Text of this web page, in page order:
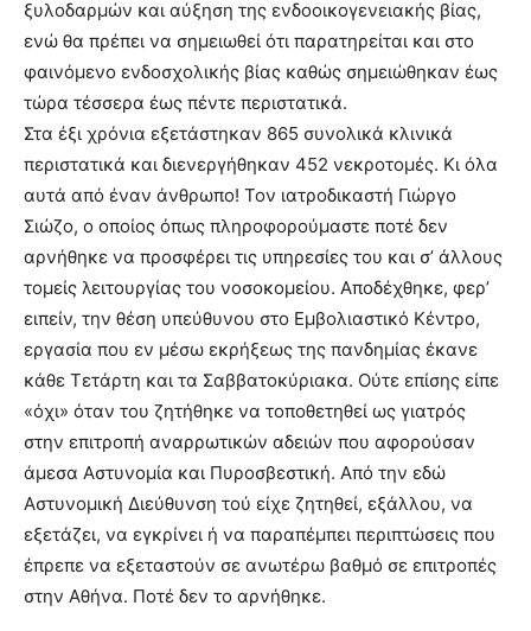
ξυλοδαρμών και αύξηση της ενδοοικογενειακής βίας,
ενώ θα πρέπει να σημειωθεί ότι παρατηρείται και στο
φαινόμενο ενδοσχολικής βίας καθώς σημειώθηκαν έως
τώρα τέσσερα έως πέντε περιστατικά.
Στα έξι χρόνια εξετάστηκαν 865 συνολικά κλινικά
περιστατικά και διενεργήθηκαν 452 νεκροτομές. Κι όλα
αυτά από έναν άνθρωπο! Τον ιατροδικαστή Γιώργο
Σιώζο, ο οποίος όπως πληροφορούμαστε ποτέ δεν
αρνήθηκε να προσφέρει τις υπηρεσίες του και σ’ άλλους
τομείς λειτουργίας του νοσοκομείου. Αποδέχθηκε, φερ’
ειπείν, την θέση υπεύθυνου στο Εμβολιαστικό Κέντρο,
εργασία που εν μέσω εκρήξεως της πανδημίας έκανε
κάθε Τετάρτη και τα Σαββατοκύριακα. Ούτε επίσης είπε
«όχι» όταν του ζητήθηκε να τοποθετηθεί ως γιατρός
στην επιτροπή αναρρωτικών αδειών που αφορούσαν
άμεσα Αστυνομία και Πυροσβεστική. Από την εδώ
Αστυνομική Διεύθυνση τού είχε ζητηθεί, εξάλλου, να
εξετάζει, να εγκρίνει ή να παραπέμπει περιπτώσεις που
έπρεπε να εξεταστούν σε ανωτέρω βαθμό σε επιτροπές
στην Αθήνα. Ποτέ δεν το αρνήθηκε.